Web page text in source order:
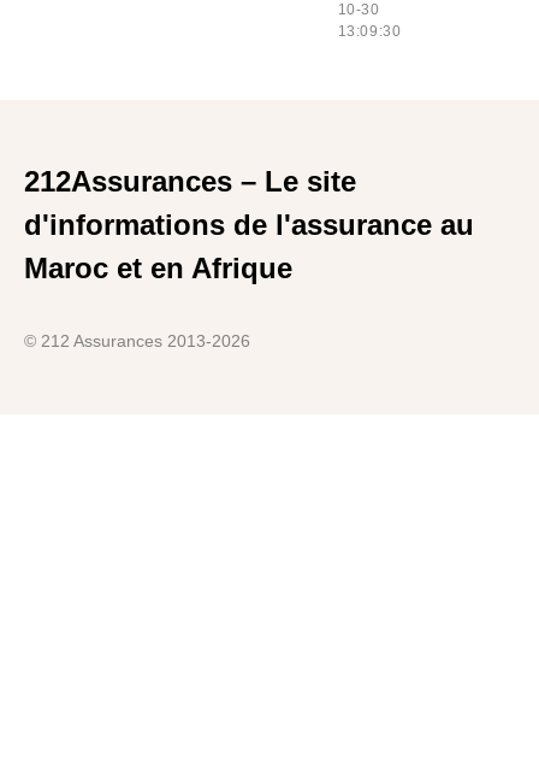
10-30
13:09:30
212Assurances – Le site
d'informations de l'assurance au
Maroc et en Afrique
© 212 Assurances 2013-2026